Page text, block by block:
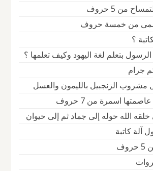
من 5 حروف
تسمى من خمسة حروف
؟
بتعلم لغة اليهود وكيف تعلمها ؟
جرام
الزنجبيل بالليمون والعسل
اسمرة من 7 حروف
الله حوله إلى جماد ثم إلى حيوان
آلة كاتبة